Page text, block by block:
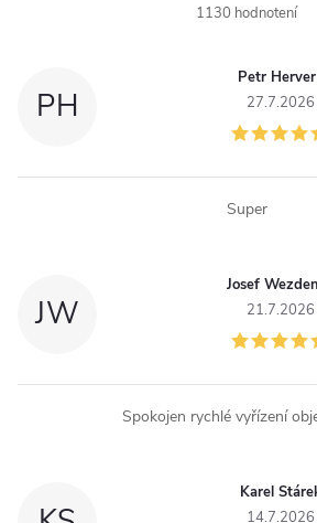
p
1130 hodnotení
PH
Petr
27.7.2026
Super
JW
Josef
21.7.2026
Spokojen rychlé vyřízení
Karel
14.7.2026